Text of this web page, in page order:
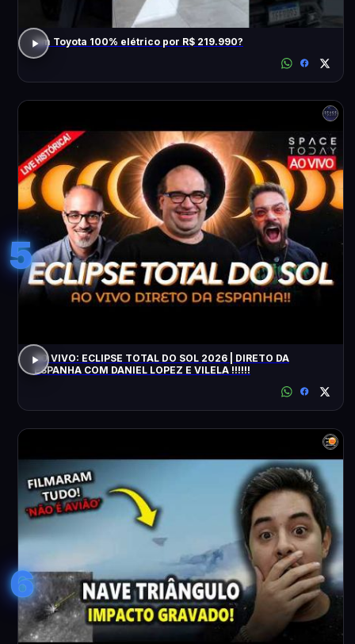
Um Toyota 100% elétrico por R$ 219.990?
5
AO VIVO: ECLIPSE TOTAL DO SOL 2026 | DIRETO DA
ESPANHA COM DANIEL LOPEZ E VILELA !!!!!!
6